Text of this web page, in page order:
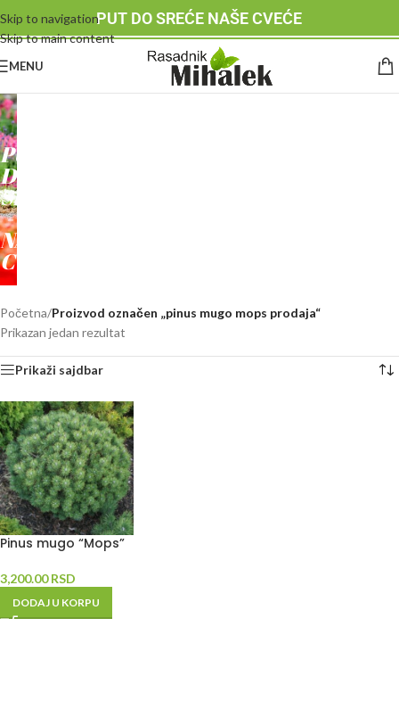
Skip to navigation
Skip to main content
PUT DO SREĆE NAŠE CVEĆE
MENU
RASADNIK
MIHALEK
PUT
DO
SREĆE
-
NAŠE
CVEĆE
Početna/Proizvod označen „pinus mugo mops prodaja“
Prikazan jedan rezultat
Prikaži sajdbar
Pinus mugo “Mops”
3,200.00RSD
DODAJ U KORPU